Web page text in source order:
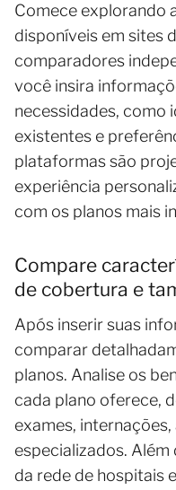
Comece explorando
disponíveis em sites
comparadores
você insira
necessidades, como
existentes e
plataformas são
experiência
com os planos mais
Compare
de cobertura e
Após inserir suas
comparar
planos. Analise os
cada plano oferece,
exames,
especializados.
da rede de hospitais